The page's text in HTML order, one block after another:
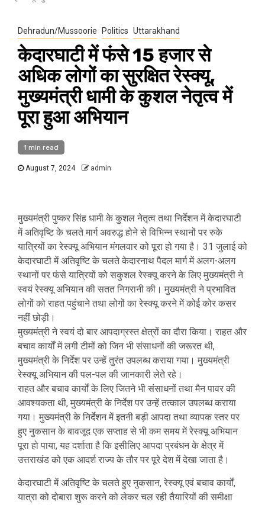
Dehradun/Mussoorie Politics Uttarakhand
केदारघाटी में फंसे 15 हजार से
अधिक लोगों का सुरक्षित रेस्क्यू,
मुख्यमंत्री धामी के कुशल नेतृत्व में
पूरा हुआ अभियान
1 min read
August 7, 2024 admin
मुख्यमंत्री पुष्कर सिंह धामी के कुशल नेतृत्व तथा निर्देशन में केदारघाटी
में अतिवृष्टि के चलते मार्ग अवरुद्ध होने से विभिन्न स्थानों पर रुके
यात्रियों का रेस्क्यू अभियान मंगलवार को पूरा हो गया है। 31 जुलाई को
केदारघाटी में अतिवृष्टि के चलते केदारनाथ पैदल मार्ग में अलग-अलग
स्थानों पर फंसे यात्रियों को सकुशल रेस्क्यू करने के लिए मुख्यमंत्री ने
स्वयं रेस्क्यू अभियान की सतत निगरानी की। मुख्यमंत्री ने प्रभावित
लोगों को राहत पहुंचाने तथा लोगों का रेस्क्यू करने में कोई कोर कसर
नहीं छोड़ी।
मुख्यमंत्री ने स्वयं दो बार आपदाग्रस्त क्षेत्रों का दौरा किया। राहत और
बचाव कार्यों में लगी टीमों को जिन भी संसाधनों की जरूरत थी,
मुख्यमंत्री के निर्देश पर उन्हें तुरंत उपलब्ध कराया गया। मुख्यमंत्री
रेस्क्यू अभियान की पल-पल की जानकारी लेते रहे।
राहत और बचाव कार्यों के लिए जितने भी संसाधनों तथा मैन पावर की
आवश्यकता थी, मुख्यमंत्री के निर्देश पर उन्हें तत्काल उपलब्ध कराया
गया। मुख्यमंत्री के निर्देशन में इतनी बड़ी आपदा तथा व्यापक स्तर पर
हुए नुकसान के बावजूद एक सप्ताह से भी कम समय में रेस्क्यू अभियान
पूरा हो पाया, यह दर्शाता है कि इसीलिए आपदा प्रबंधन के क्षेत्र में
उत्तराखंड को एक आदर्श राज्य के तौर पर पूरे देश में देखा जाता है।
केदारघाटी में अतिवृष्टि के चलते हुए नुकसान, रेस्क्यू एवं बचाव कार्यों,
यात्रा को दोबारा शुरू करने को लेकर चल रही तैयारियों की समीक्षा